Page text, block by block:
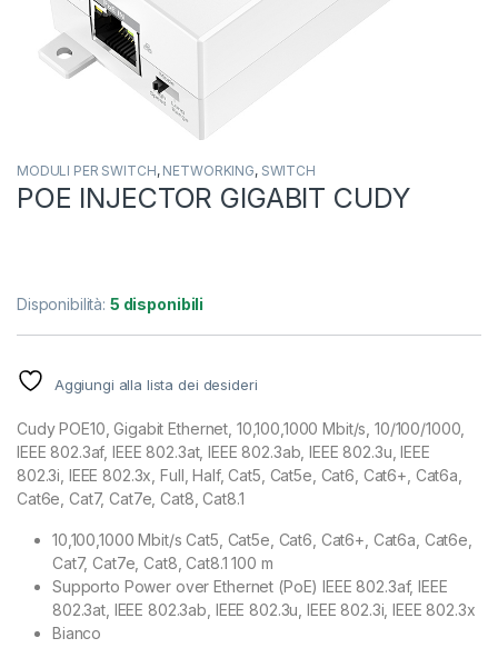
MODULI PER SWITCH, NETWORKING, SWITCH
POE INJECTOR GIGABIT CUDY
Disponibilità: 5 disponibili
Aggiungi alla lista dei desideri
Cudy POE10, Gigabit Ethernet, 10,100,1000 Mbit/s, 10/100/1000,
IEEE 802.3af, IEEE 802.3at, IEEE 802.3ab, IEEE 802.3u, IEEE
802.3i, IEEE 802.3x, Full, Half, Cat5, Cat5e, Cat6, Cat6+, Cat6a,
Cat6e, Cat7, Cat7e, Cat8, Cat8.1
10,100,1000 Mbit/s Cat5, Cat5e, Cat6, Cat6+, Cat6a, Cat6e,
Cat7, Cat7e, Cat8, Cat8.1 100 m
Supporto Power over Ethernet (PoE) IEEE 802.3af, IEEE
802.3at, IEEE 802.3ab, IEEE 802.3u, IEEE 802.3i, IEEE 802.3x
Bianco